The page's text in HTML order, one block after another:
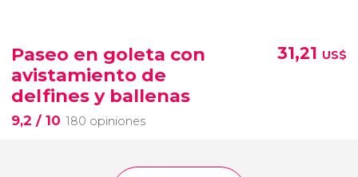
Paseo en goleta con
avistamiento de
delfines y ballenas
9,2 / 10 180 opiniones
31,21 US$